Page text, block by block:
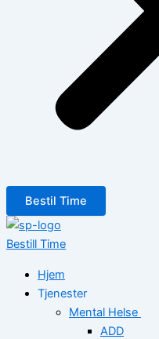
Bestil Time
Bestill Time
Hjem
Tjenester
Mental Helse
ADD